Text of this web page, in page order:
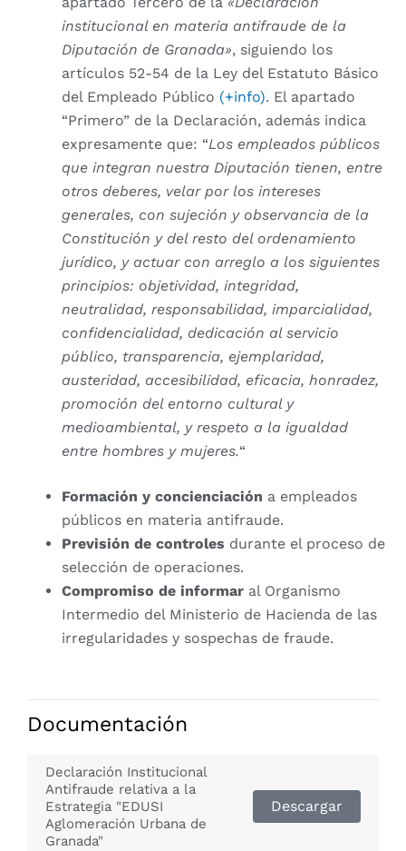
institucional en materia antifraude de la
Diputación de Granada», siguiendo los
artículos 52-54 de la Ley del Estatuto Básico
del Empleado Público (+info). El apartado
“Primero” de la Declaración, además indica
expresamente que: “Los empleados públicos
que integran nuestra Diputación tienen, entre
otros deberes, velar por los intereses
generales, con sujeción y observancia de la
Constitución y del resto del ordenamiento
jurídico, y actuar con arreglo a los siguientes
principios: objetividad, integridad,
neutralidad, responsabilidad, imparcialidad,
confidencialidad, dedicación al servicio
público, transparencia, ejemplaridad,
austeridad, accesibilidad, eficacia, honradez,
promoción del entorno cultural y
medioambiental, y respeto a la igualdad
entre hombres y mujeres.“
Formación y concienciación a empleados
públicos en materia antifraude.
Previsión de controles durante el proceso de
selección de operaciones.
Compromiso de informar al Organismo
Intermedio del Ministerio de Hacienda de las
irregularidades y sospechas de fraude.
Documentación
Declaración Institucional
Antifraude relativa a la
Estrategia "EDUSI
Aglomeración Urbana de
Granada"
Descargar